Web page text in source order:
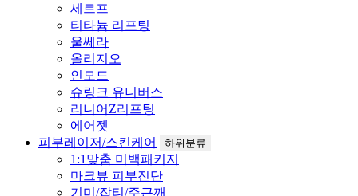
세르프
티타늄 리프팅
울쎄라
올리지오
인모드
슈링크 유니버스
리니어Z리프팅
에어젯
피부레이저/스킨케어
하위분류
1:1맞춤 미백패키지
마크뷰 피부진단
기미/잡티/주근깨